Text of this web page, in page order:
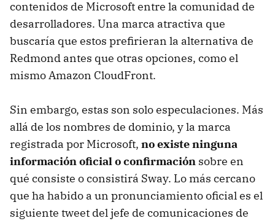
contenidos de Microsoft entre la comunidad de
desarrolladores. Una marca atractiva que
buscaría que estos prefirieran la alternativa de
Redmond antes que otras opciones, como el
mismo Amazon CloudFront.
Sin embargo, estas son solo especulaciones. Más
allá de los nombres de dominio, y la marca
registrada por Microsoft, no existe ninguna
información oficial o confirmación sobre en
qué consiste o consistirá Sway. Lo más cercano
que ha habido a un pronunciamiento oficial es el
siguiente tweet del jefe de comunicaciones de